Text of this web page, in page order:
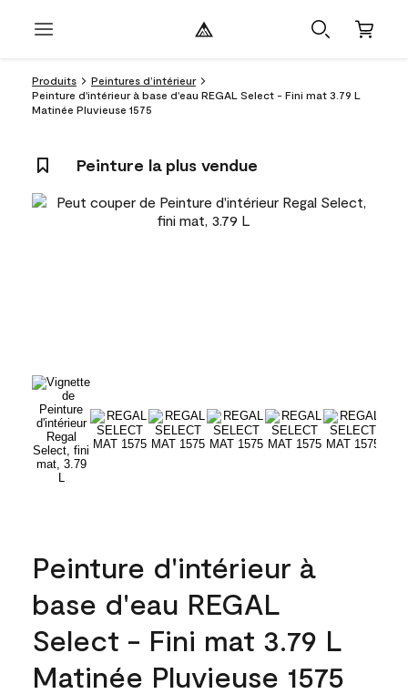
Produits
Peintures d’intérieur
Peinture d'intérieur à base d'eau REGAL Select - Fini mat 3.79 L
Matinée Pluvieuse 1575
Peinture la plus vendue
Peinture d'intérieur à
base d'eau REGAL
Select - Fini mat 3.79 L
Matinée Pluvieuse 1575